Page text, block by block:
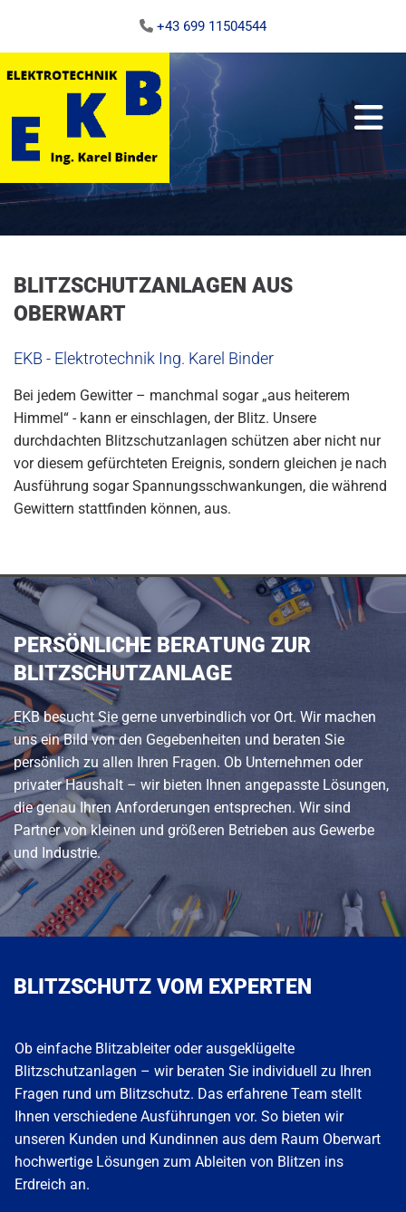
 +43 699 11504544
BLITZSCHUTZANLAGEN AUS
OBERWART
EKB - Elektrotechnik Ing. Karel Binder
Bei jedem Gewitter – manchmal sogar „aus heiterem
Himmel“ - kann er einschlagen, der Blitz. Unsere
durchdachten Blitzschutzanlagen schützen aber nicht nur
vor diesem gefürchteten Ereignis, sondern gleichen je nach
Ausführung sogar Spannungsschwankungen, die während
Gewittern stattfinden können, aus.
PERSÖNLICHE BERATUNG ZUR
BLITZSCHUTZANLAGE
EKB besucht Sie gerne unverbindlich vor Ort. Wir machen
uns ein Bild von den Gegebenheiten und beraten Sie
persönlich zu allen Ihren Fragen. Ob Unternehmen oder
privater Haushalt – wir bieten Ihnen angepasste Lösungen,
die genau Ihren Anforderungen entsprechen. Wir sind
Partner von kleinen und größeren Betrieben aus Gewerbe
und Industrie.
BLITZSCHUTZ VOM EXPERTEN
Ob einfache Blitzableiter oder ausgeklügelte
Blitzschutzanlagen – wir beraten Sie individuell zu Ihren
Fragen rund um Blitzschutz. Das erfahrene Team stellt
Ihnen verschiedene Ausführungen vor. So bieten wir
unseren Kunden und Kundinnen aus dem Raum Oberwart
hochwertige Lösungen zum Ableiten von Blitzen ins
Erdreich an.